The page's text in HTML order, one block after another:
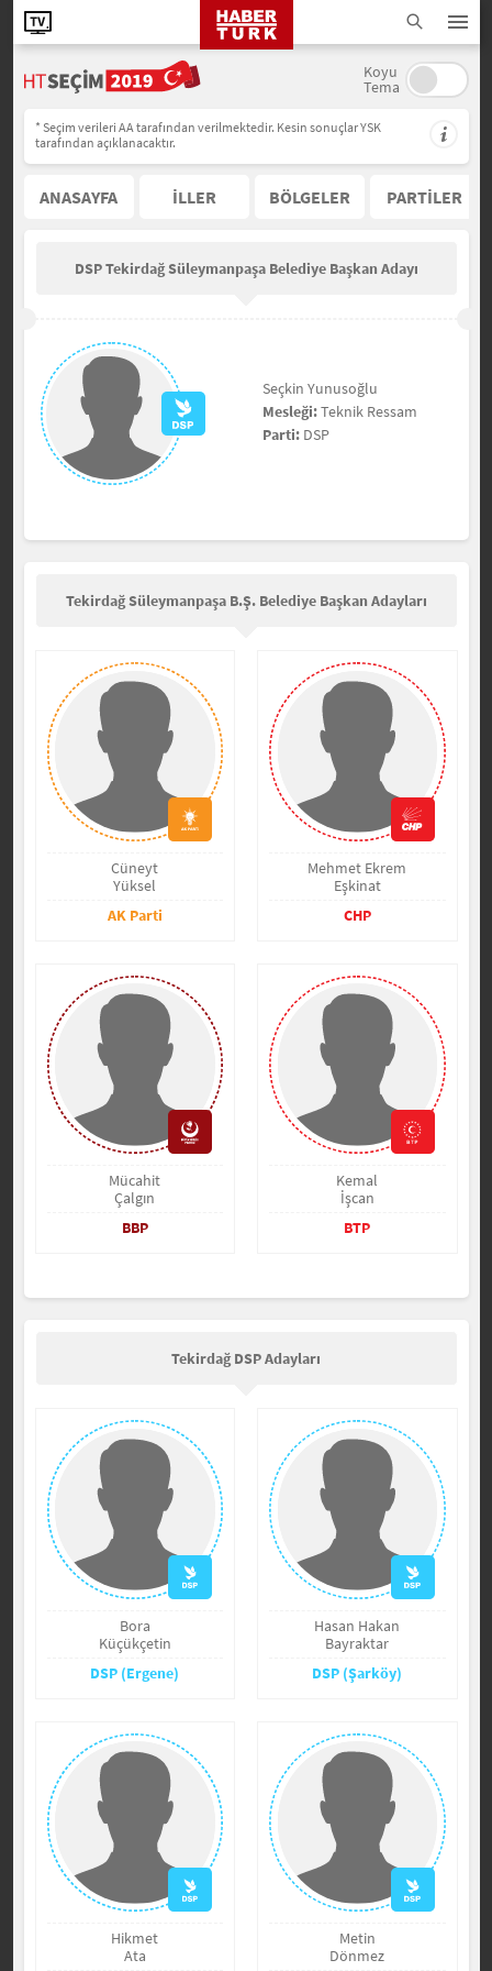
Koyu
Tema
* Seçim verileri AA tarafından verilmektedir. Kesin sonuçlar YSK
tarafından açıklanacaktır.
ANASAYFA İLLER BÖLGELER PARTİLER
DSP Tekirdağ Süleymanpaşa Belediye Başkan Adayı
Seçkin Yunusoğlu
Mesleği:Teknik Ressam
Parti:DSP
Tekirdağ Süleymanpaşa B.Ş. Belediye Başkan Adayları
Cüneyt
Yüksel
AK Parti
Mehmet Ekrem
Eşkinat
CHP
Mücahit
Çalgın
BBP
Kemal
İşcan
BTP
Tekirdağ DSP Adayları
Bora
Küçükçetin
DSP (Ergene)
Hasan Hakan
Bayraktar
DSP (Şarköy)
Hikmet
Ata
Metin
Dönmez